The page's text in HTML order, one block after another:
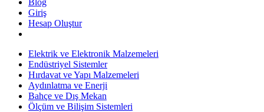
Blog
Giriş
Hesap Oluştur
Elektrik ve Elektronik Malzemeleri
Endüstriyel Sistemler
Hırdavat ve Yapı Malzemeleri
Aydınlatma ve Enerji
Bahçe ve Dış Mekan
Ölçüm ve Bilişim Sistemleri